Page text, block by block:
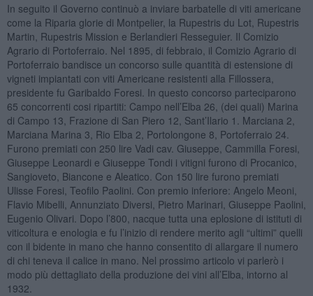
In seguito il Governo continuò a inviare barbatelle di viti americane
come la Riparia glorie di Montpelier, la Rupestris du Lot, Rupestris
Martin, Rupestris Mission e Berlandieri Resseguier. Il Comizio
Agrario di Portoferraio. Nel 1895, di febbraio, il Comizio Agrario di
Portoferraio bandisce un concorso sulle quantità di estensione di
vigneti impiantati con viti Americane resistenti alla Fillossera,
presidente fu Garibaldo Foresi. In questo concorso parteciparono
65 concorrenti cosi ripartiti: Campo nell’Elba 26, (dei quali) Marina
di Campo 13, Frazione di San Piero 12, Sant’Ilario 1. Marciana 2,
Marciana Marina 3, Rio Elba 2, Portolongone 8, Portoferraio 24.
Furono premiati con 250 lire Vadi cav. Giuseppe, Cammilla Foresi,
Giuseppe Leonardi e Giuseppe Tondi i vitigni furono di Procanico,
Sangioveto, Biancone e Aleatico. Con 150 lire furono premiati
Ulisse Foresi, Teofilo Paolini. Con premio inferiore: Angelo Meoni,
Flavio Mibelli, Annunziato Diversi, Pietro Marinari, Giuseppe Paolini,
Eugenio Olivari. Dopo l’800, nacque tutta una eplosione di istituti di
viticoltura e enologia e fu l’inizio di rendere merito agli “ultimi” quelli
con il bidente in mano che hanno consentito di allargare il numero
di chi teneva il calice in mano. Nel prossimo articolo vi parlerò i
modo più dettagliato della produzione dei vini all’Elba, intorno al
1932.